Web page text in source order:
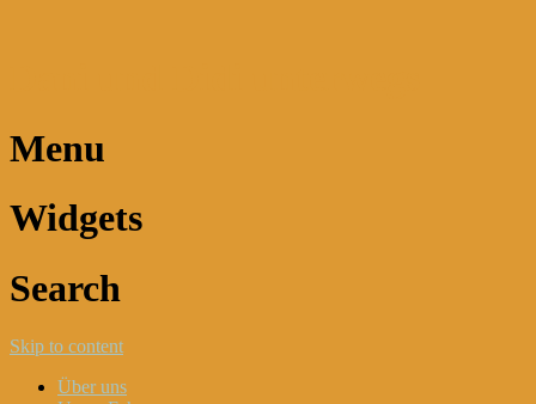
Menu
Widgets
Search
Skip to content
Über uns